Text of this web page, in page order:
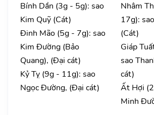
Bính Dần (3g - 5g): sao
Kim Quỹ (Cát)
Đinh Mão (5g - 7g): sao
Kim Đường (Bảo
Quang), (Đại cát)
Kỷ Tỵ (9g - 11g): sao
Ngọc Đường, (Đại cát)
Nhâm
17g):
(Cát)
Giáp
sao
cát)
Ất Hợi
Minh